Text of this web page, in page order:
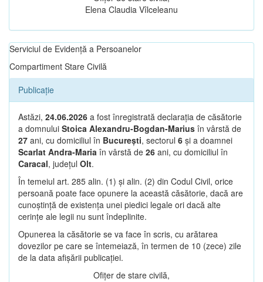
Elena Claudia Vîlceleanu
Serviciul de Evidență a Persoanelor
Compartiment Stare Civilă
Publicație
Astăzi, 24.06.2026 a fost înregistrată declarația de căsătorie
a domnului Stoica Alexandru-Bogdan-Marius în vârstă de
27 ani, cu domiciliul în București, sectorul 6 și a doamnei
Scarlat Andra-Maria în vârstă de 26 ani, cu domiciliul în
Caracal, județul Olt.
În temeiul art. 285 alin. (1) și alin. (2) din Codul Civil, orice
persoană poate face opunere la această căsătorie, dacă are
cunoștință de existența unei piedici legale ori dacă alte
cerințe ale legii nu sunt îndeplinite.
Opunerea la căsătorie se va face în scris, cu arătarea
dovezilor pe care se întemeiază, în termen de 10 (zece) zile
de la data afișării publicației.
Ofițer de stare civilă,